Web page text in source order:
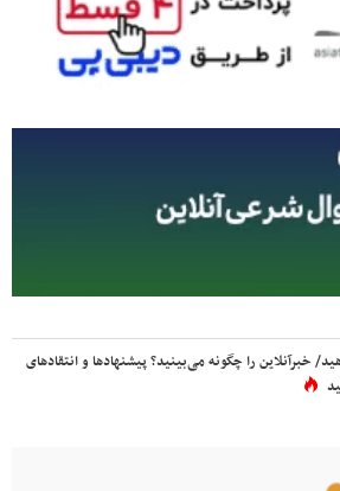
خبرآنلاین را چگونه می‌بینید؟ پیشنهادها و انتقادهای